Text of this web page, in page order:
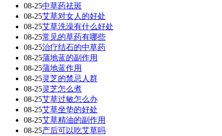
08-25中草药祛斑
08-25艾草对女人的好处
08-25艾草洗澡有什么好处
08-25常见的草药有哪些
08-25治疗结石的中草药
08-25蒲地蓝的副作用
08-25蒲地蓝作用
08-25灵芝的禁忌人群
08-25灵芝怎么煮
08-25艾草过敏怎么办
08-25艾草坐垫的好处
08-25艾草精油的副作用
08-25产后可以吃艾草吗